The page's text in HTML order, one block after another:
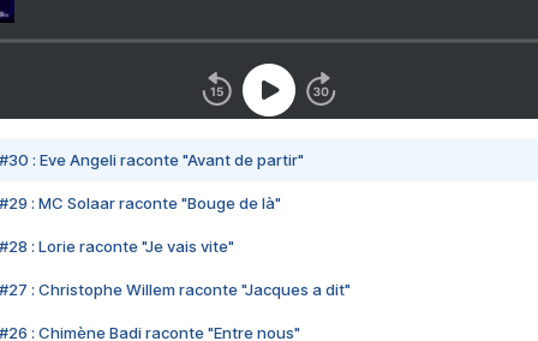
#30 : Eve Angeli raconte "Avant de partir"
#29 : MC Solaar raconte "Bouge de là"
#28 : Lorie raconte "Je vais vite"
#27 : Christophe Willem raconte "Jacques a dit"
#26 : Chimène Badi raconte "Entre nous"